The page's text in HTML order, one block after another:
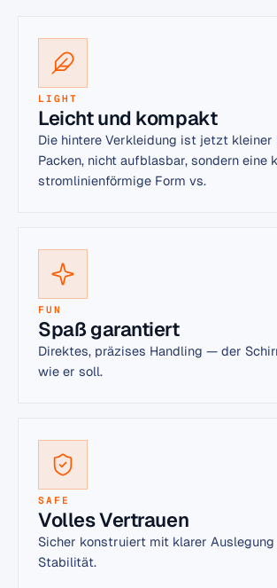
B2B-PREISE (HÄNDLER-LOGIN)
LIGHT
Leicht und kompakt
Die hintere Verkleidung ist jetzt kleiner
Packen, nicht aufblasbar, sondern eine
stromlinienförmige Form vs.
FUN
Spaß garantiert
Direktes, präzises Handling — der
wie er soll.
SAFE
Volles Vertrauen
Sicher konstruiert mit klarer
Stabilität.